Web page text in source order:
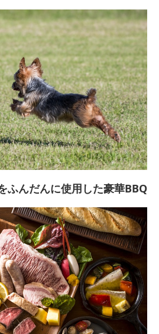
ふんだんに使用した豪華BBQ